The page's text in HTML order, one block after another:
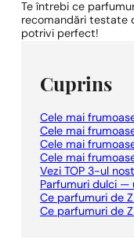
Te întrebi ce
recomandări testate
potrivi perfect!
Cuprins
Cele mai
Cele mai
Cele mai
Cele mai
Vezi TOP 3-ul
Parfumuri dulci —
Ce parfumuri de
Ce parfumuri de